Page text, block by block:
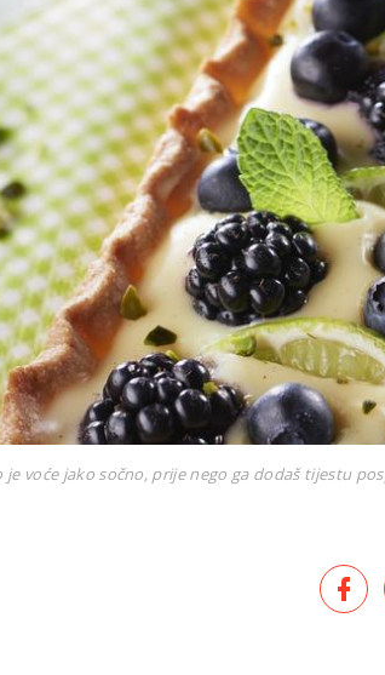
je voće jako sočno, prije nego ga dodaš tijestu